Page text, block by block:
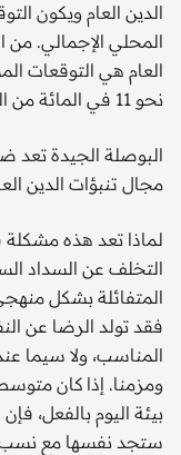
الدين العام ويكون
المحلي الإجمالي. من
العام هي التوقعات
نحو 11 في المائة من الناتج المحلي الإجمالي.
البوصلة الجيدة
مجال تنبؤات الدين
لماذا تعد هذه
التخلف عن السداد
المتفائلة بشكل
فقد تولد الرضا عن
المناسب، ولا سيما
ومزمنا. إذا كان
بيئة اليوم بالفعل،
ستجد نفسها مع نسب